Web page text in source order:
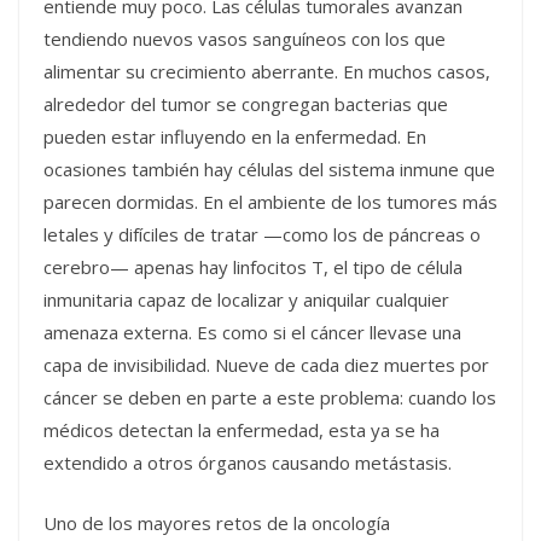
entiende muy poco. Las células tumorales avanzan
tendiendo nuevos vasos sanguíneos con los que
alimentar su crecimiento aberrante. En muchos casos,
alrededor del tumor se congregan bacterias que
pueden estar influyendo en la enfermedad. En
ocasiones también hay células del sistema inmune que
parecen dormidas. En el ambiente de los tumores más
letales y difíciles de tratar —como los de páncreas o
cerebro— apenas hay linfocitos T, el tipo de célula
inmunitaria capaz de localizar y aniquilar cualquier
amenaza externa. Es como si el cáncer llevase una
capa de invisibilidad. Nueve de cada diez muertes por
cáncer se deben en parte a este problema: cuando los
médicos detectan la enfermedad, esta ya se ha
extendido a otros órganos causando metástasis.
Uno de los mayores retos de la oncología